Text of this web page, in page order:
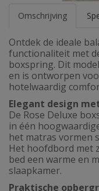
Omschrijving
Ontdek de ideale
functionaliteit met
boxspring. Dit
en is ontworpen
hotelwaardig
Elegant design
De Rose Deluxe
in één
het matras vormen
Het hoofdbord met
bed een warme en
slaapkamer.
Praktische